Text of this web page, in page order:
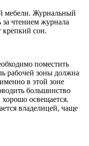
мебели. Журнальный
за чтением журнала
крепкий сон.
поместить
рабочей зоны должна
в этой зоне
большинство
освещается.
владелицей, чаще